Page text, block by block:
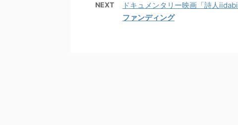
NEXT ドキュメンタリー映画「詩人
ファンディング